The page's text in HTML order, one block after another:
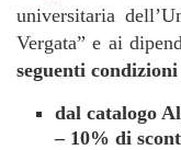
universitaria
Vergata” e ai
seguenti
dal
– 10% di